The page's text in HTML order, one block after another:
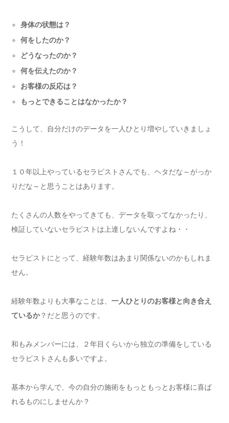
身体の状態は？
何をしたのか？
どうなったのか？
何を伝えたのか？
お客様の反応は？
もっとできることはなかったか？
こうして、自分だけのデータを一人ひとり増やしていきましょ
う！
１０年以上やっているセラピストさんでも、ヘタだな～がっか
りだな～と思うことはあります。
たくさんの人数をやってきても、データを取ってなかったり、
検証していないセラピストは上達しないんですよね・・
セラピストにとって、経験年数はあまり関係ないのかもしれま
せん。
経験年数よりも大事なことは、 一人ひとりのお客様と向き合え
ているか？だと思うのです。
和もみメンバーには、２年目くらいから独立の準備をしている
セラピストさんも多いですよ。
基本から学んで、今の自分の施術をもっともっとお客様に喜ば
れるものにしませんか？